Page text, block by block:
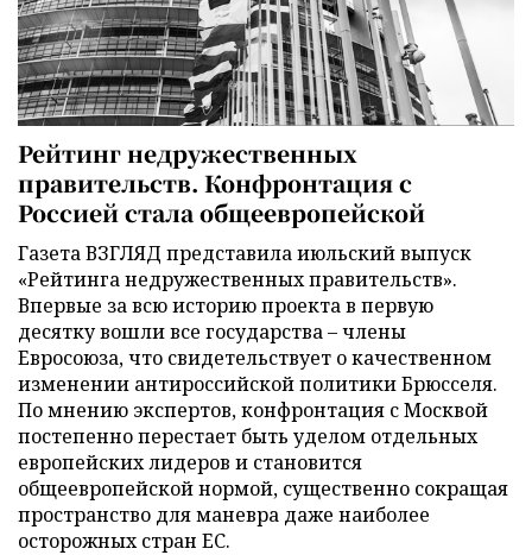
Рейтинг недружественных
правительств. Конфронтация с
Россией стала общеевропейской
Газета ВЗГЛЯД представила июльский выпуск
«Рейтинга недружественных правительств».
Впервые за всю историю проекта в первую
десятку вошли все государства – члены
Евросоюза, что свидетельствует о качественном
изменении антироссийской политики Брюсселя.
По мнению экспертов, конфронтация с Москвой
постепенно перестает быть уделом отдельных
европейских лидеров и становится
общеевропейской нормой, существенно сокращая
пространство для маневра даже наиболее
осторожных стран ЕС.